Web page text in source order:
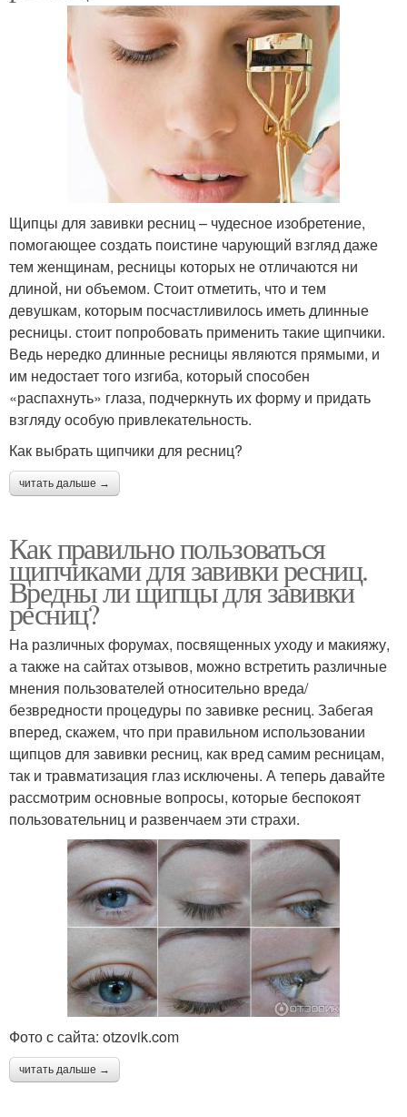
Щипцы для завивки ресниц – чудесное изобретение,
помогающее создать поистине чарующий взгляд даже
тем женщинам, ресницы которых не отличаются ни
длиной, ни объемом. Стоит отметить, что и тем
девушкам, которым посчастливилось иметь длинные
ресницы. стоит попробовать применить такие щипчики.
Ведь нередко длинные ресницы являются прямыми, и
им недостает того изгиба, который способен
«распахнуть» глаза, подчеркнуть их форму и придать
взгляду особую привлекательность.
Как выбрать щипчики для ресниц?
читать дальше →
Как правильно пользоваться
щипчиками для завивки ресниц.
Вредны ли щипцы для завивки
ресниц?
На различных форумах, посвященных уходу и макияжу,
а также на сайтах отзывов, можно встретить различные
мнения пользователей относительно вреда/
безвредности процедуры по завивке ресниц. Забегая
вперед, скажем, что при правильном использовании
щипцов для завивки ресниц, как вред самим ресницам,
так и травматизация глаз исключены. А теперь давайте
рассмотрим основные вопросы, которые беспокоят
пользовательниц и развенчаем эти страхи.
Фото с сайта: otzovik.com
читать дальше →